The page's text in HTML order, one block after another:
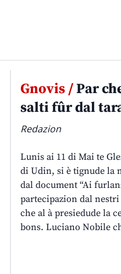
Gnovis /Par
salti fûr dal
Redazion
Lunis ai 11 di Mai te
di Udin, si è tignude la
dal document “Ai
partecipazion dal
che al à presiedude la
bons. Luciano Nobile